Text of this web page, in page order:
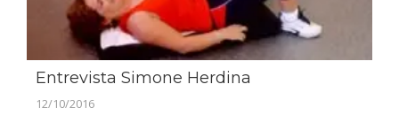
Entrevista Simone Herdina
12/10/2016